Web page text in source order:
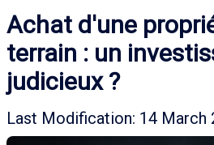
Achat d'une
terrain : un
judicieux ?
Last Modification: 14 March